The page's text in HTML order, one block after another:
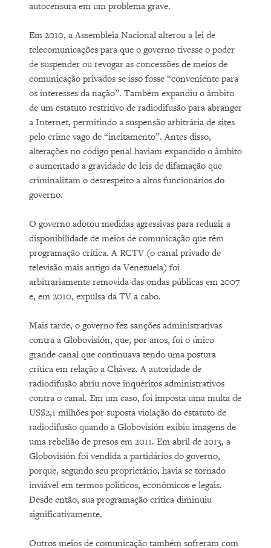
autocensura em um problema grave.
Em 2010, a Assembleia Nacional alterou a lei de
telecomunicações para que o governo tivesse o poder
de suspender ou revogar as concessões de meios de
comunicação privados se isso fosse “conveniente para
os interesses da nação”. Também expandiu o âmbito
de um estatuto restritivo de radiodifusão para abranger
a Internet, permitindo a suspensão arbitrária de sites
pelo crime vago de “incitamento”. Antes disso,
alterações no código penal haviam expandido o âmbito
e aumentado a gravidade de leis de difamação que
criminalizam o desrespeito a altos funcionários do
governo.
O governo adotou medidas agressivas para reduzir a
disponibilidade de meios de comunicação que têm
programação crítica. A RCTV (o canal privado de
televisão mais antigo da Venezuela) foi
arbitrariamente removida das ondas públicas em 2007
e, em 2010, expulsa da TV a cabo.
Mais tarde, o governo fez sanções administrativas
contra a Globovisión, que, por anos, foi o único
grande canal que continuava tendo uma postura
crítica em relação a Chávez. A autoridade de
radiodifusão abriu nove inquéritos administrativos
contra o canal. Em um caso, foi imposta uma multa de
US$2,1 milhões por suposta violação do estatuto de
radiodifusão quando a Globovisión exibiu imagens de
uma rebelião de presos em 2011. Em abril de 2013, a
Globovisión foi vendida a partidários do governo,
porque, segundo seu proprietário, havia se tornado
inviável em termos políticos, econômicos e legais.
Desde então, sua programação crítica diminuiu
significativamente.
Outros meios de comunicação também sofreram com